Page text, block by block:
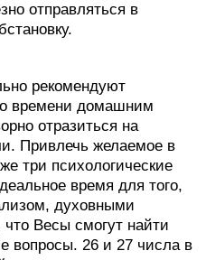
отправляться в
рекомендуют
времени домашним
отразиться на
Привлечь желаемое в
три психологические
время для того,
духовными
Весы смогут найти
вопросы. 26 и 27 числа в